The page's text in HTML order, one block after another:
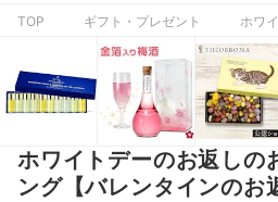
TOP ギフト・プレゼント ホワ
ホワイトデーのお返しの
ング【バレンタインのお